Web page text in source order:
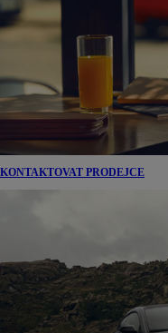
KONTAKTOVAT PRODEJCE